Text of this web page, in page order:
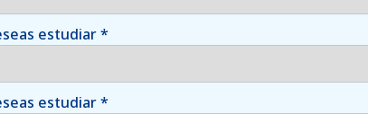
estudiar*
estudiar*